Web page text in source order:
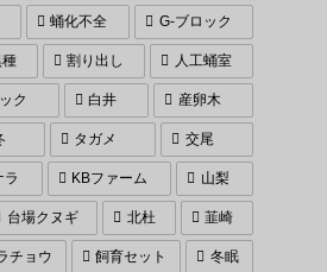
蛹化不全 G-ブロック
割り出し 人工蛹室
ク 白井 産卵木
タガメ 交尾
ラ KBファーム 山梨
台場クヌギ 北杜 韮崎
チョウ 飼育セット 冬眠